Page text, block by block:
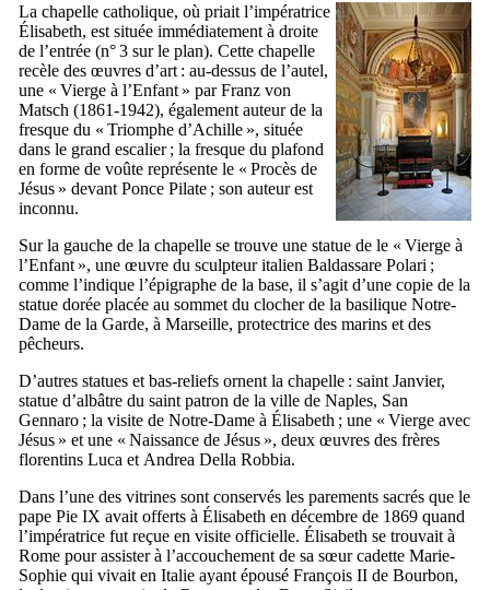
La chapelle catholique, où priait l’impératrice
Élisabeth, est située immédiatement à droite
de l’entrée (n° 3 sur le plan). Cette chapelle
recèle des œuvres d’art : au-dessus de l’autel,
une « Vierge à l’Enfant » parFranz von
Matsch (1861-1942), également auteur de la
fresque du « Triomphe d’Achille », située
dans le grand escalier ; la fresque du plafond
en forme de voûte représente le « Procès de
Jésus » devant Ponce Pilate ; son auteur est
inconnu.
Sur la gauche de la chapelle se trouve une statue de le « Vierge à
l’Enfant », une œuvre du sculpteur italien Baldassare Polari ;
comme l’indique l’épigraphe de la base, il s’agit d’une copie de la
statue dorée placée au sommet du clocher de la basilique Notre-
Dame de la Garde, à Marseille, protectrice des marins et des
pêcheurs.
D’autres statues et bas-reliefs ornent la chapelle : saint Janvier,
statue d’albâtre du saint patron de la ville de Naples, San
Gennaro ; la visite de Notre-Dame à Élisabeth ; une « Vierge avec
Jésus » et une « Naissance de Jésus », deux œuvres des frères
florentins Luca et Andrea Della Robbia.
Dans l’une des vitrines sont conservés les parements sacrés que le
pape Pie IX avait offerts à Élisabeth en décembre de 1869 quand
l’impératrice fut reçue en visite officielle. Élisabeth se trouvait à
Rome pour assister à l’accouchement de sa sœur cadette Marie-
Sophie qui vivait en Italie ayant épousé François II de Bourbon,